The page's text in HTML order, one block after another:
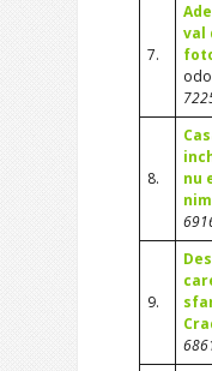
7.
val
8.
nu
9.